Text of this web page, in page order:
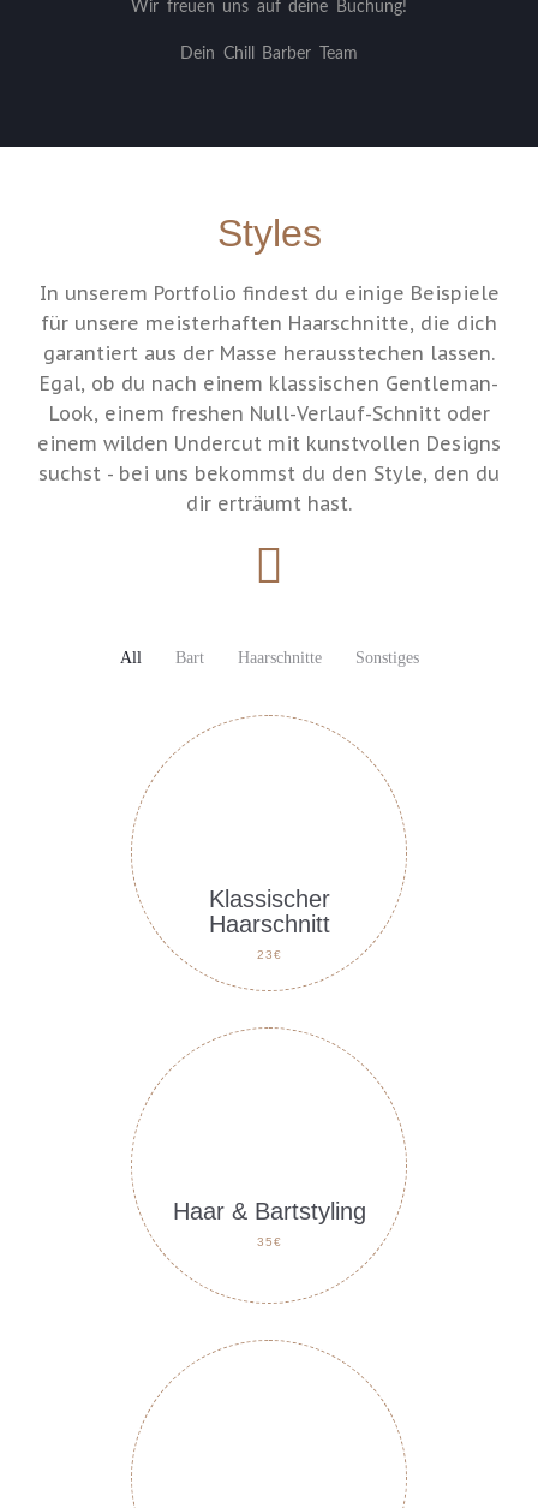
Wir freuen uns auf deine Buchung!
Dein Chill Barber Team
Styles
In unserem Portfolio findest du einige Beispiele
für unsere meisterhaften Haarschnitte, die dich
garantiert aus der Masse herausstechen lassen.
Egal, ob du nach einem klassischen Gentleman-
Look, einem freshen Null-Verlauf-Schnitt oder
einem wilden Undercut mit kunstvollen Designs
suchst - bei uns bekommst du den Style, den du
dir erträumt hast.
All Bart Haarschnitte Sonstiges
Klassischer
Haarschnitt
23€
Haar & Bartstyling
35€